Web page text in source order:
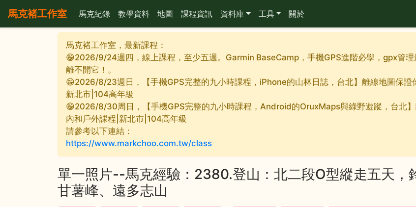
馬克褚工作室 馬克紀錄 教學資料 地圖 課程資訊 資料庫 工具 關於
馬克褚工作室，最新課程：
😁2026/9/24週四，線上課程，至少五週。Garmin BaseCamp，手機GPS進階必學，gpx管
離不開它！。
😁2026/8/23週日，【手機GPS完整的九小時課程，iPhone的山林日誌，台北】離線地圖保證
新北市|104高年級
😁2026/8/30周日，【手機GPS完整的九小時課程，Android的OruxMaps與綠野遊蹤，台北
內和戶外課程|新北市|104高年級
請參考以下連結：
https://www.markchoo.com.tw/class
單一照片--馬克經驗：2380.登山：北二段O型縱走五天，
甘薯峰、遠多志山